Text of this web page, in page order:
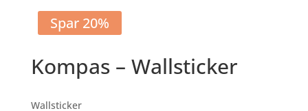
Spar 20%
Kompas – Wallsticker
Wallsticker